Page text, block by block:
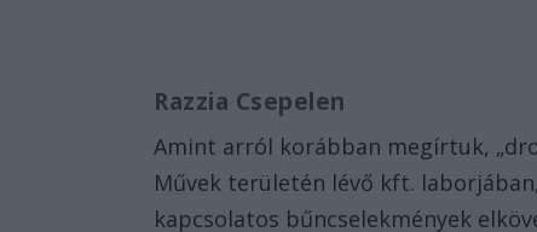
Razzia Csepelen
Amint arról korábban megírtuk,
Művek területén lévő kft.
kapcsolatos bűncselekmények